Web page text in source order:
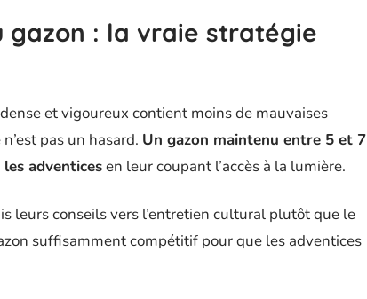
gazon : la vraie stratégie
et vigoureux contient moins de mauvaises
pas un hasard. Un gazon maintenu entre 5 et 7
adventicesen leur coupant l’accès à la lumière.
leurs conseils vers l’entretien cultural plutôt que le
suffisamment compétitif pour que les adventices